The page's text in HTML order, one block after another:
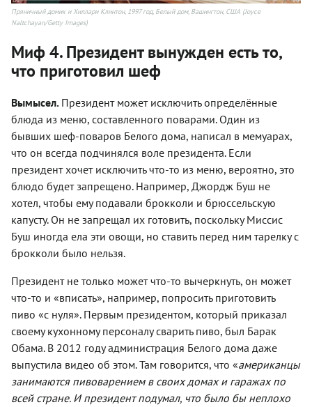
Пряничный домик и Хиллари Клинтон, 1997 год, Белый дом, Вашингтон, США (Joyce
Naltchayan/Getty Images)
Миф 4. Президент вынужден есть то,
что приготовил шеф
Вымысел. Президент может исключить определённые
блюда из меню, составленного поварами. Один из
бывших шеф-поваров Белого дома, написал в мемуарах,
что он всегда подчинялся воле президента. Если
президент хочет исключить что-то из меню, вероятно, это
блюдо будет запрещено. Например, Джордж Буш не
хотел, чтобы ему подавали брокколи и брюссельскую
капусту. Он не запрещал их готовить, поскольку Миссис
Буш иногда ела эти овощи, но ставить перед ним тарелку с
брокколи было нельзя.
Президент не только может что-то вычеркнуть, он может
что-то и «вписать», например, попросить приготовить
пиво «с нуля». Первым президентом, который приказал
своему кухонному персоналу сварить пиво, был Барак
Обама. В 2012 году администрация Белого дома даже
выпустила видео об этом. Там говорится, что «американцы
занимаются пивоварением в своих домах и гаражах по
всей стране. И президент подумал, что было бы неплохо